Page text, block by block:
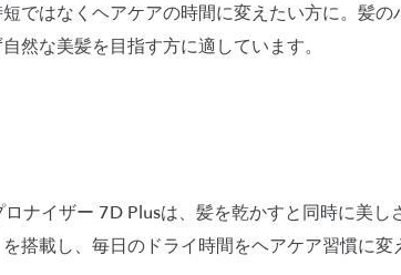
ではなくヘアケアの時間に変えたい方に。髪
然な美髪を目指す方に適しています。
ナイザー 7D Plusは、髪を乾かすと同時に美し
搭載し、毎日のドライ時間をヘアケア習慣に変